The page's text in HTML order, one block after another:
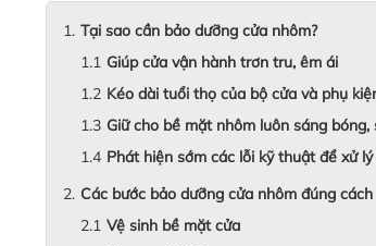
Tại sao cần bảo dưỡng cửa nhôm?
Giúp cửa vận hành trơn tru, êm ái
Kéo dài tuổi thọ của bộ cửa và phụ
Giữ cho bề mặt nhôm luôn sáng bóng,
Phát hiện sớm các lỗi kỹ thuật để xử
Các bước bảo dưỡng cửa nhôm đúng cách
Vệ sinh bề mặt cửa